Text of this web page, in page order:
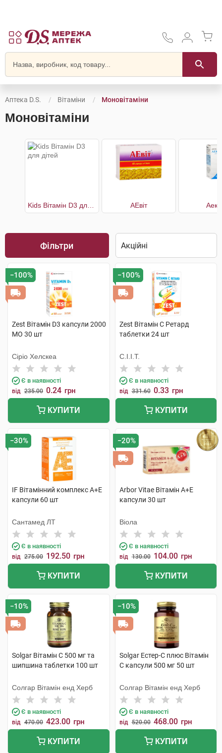
Аптека D.S. Вітаміни Моновітаміни
Моновітаміни
АЕвіт
Фільтри
−100%
Zest Вітамін D3 капсули 2000
МО 30 шт
Сіріо Хелскеа
Є в наявності
від 235.00 0.24 грн
КУПИТИ
−100%
Zest Вітамін C Ретард
таблетки 24 шт
С.І.І.Т.
Є в наявності
від 331.60 0.33 грн
КУПИТИ
−30%
IF Вітамінний комплекс А+Е
капсули 60 шт
Сантамед ЛТ
Є в наявності
від 275.00 192.50 грн
КУПИТИ
−20%
Arbor Vitae Вітамін A+Е
капсули 30 шт
Віола
Є в наявності
від 130.00 104.00 грн
КУПИТИ
−10%
Solgar Вітамін C 500 мг та
шипшина таблетки 100 шт
Солгар Вітамін енд Херб
Є в наявності
від 470.00 423.00 грн
КУПИТИ
−10%
Solgar Естер-С плюс Вітамін
С капсули 500 мг 50 шт
Солгар Вітамін енд Херб
Є в наявності
від 520.00 468.00 грн
КУПИТИ